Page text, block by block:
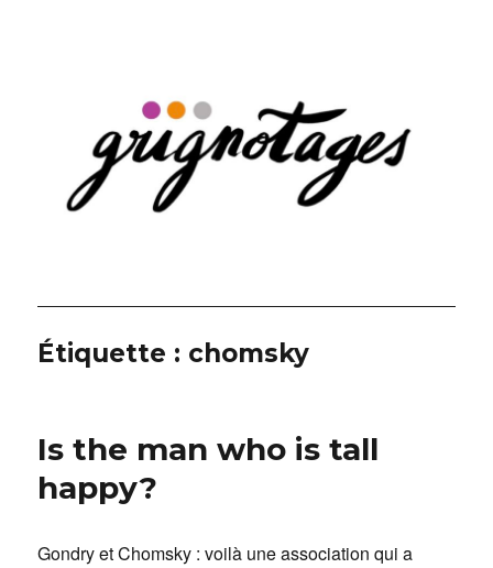
Étiquette : chomsky
Is the man who is tall
happy?
Gondry et Chomsky : voilà une association qui a